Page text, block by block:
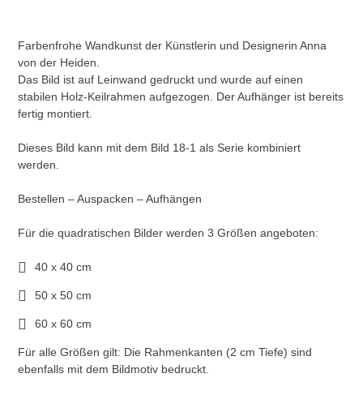
Farbenfrohe Wandkunst der Künstlerin und Designerin Anna
von der Heiden.
Das Bild ist auf Leinwand gedruckt und wurde auf einen
stabilen Holz-Keilrahmen aufgezogen. Der Aufhänger ist bereits
fertig montiert.
Dieses Bild kann mit dem Bild 18-1 als Serie kombiniert
werden.
Bestellen – Auspacken – Aufhängen
Für die quadratischen Bilder werden 3 Größen angeboten:
40 x 40 cm
50 x 50 cm
60 x 60 cm
Für alle Größen gilt: Die Rahmenkanten (2 cm Tiefe) sind
ebenfalls mit dem Bildmotiv bedruckt.